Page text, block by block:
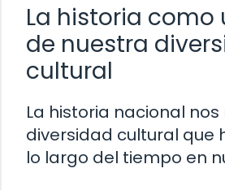
La historia como
de nuestra
cultural
La historia nacional
diversidad cultural que
lo largo del tiempo en